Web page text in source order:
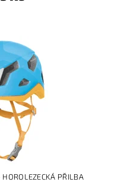
PŘILBA